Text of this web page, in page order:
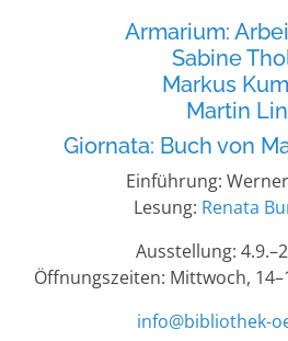
Armarium:
Sabine
Markus
Martin
Giornata: Buch von
Einführung:
Lesung: Renata
Ausstellung:
Öffnungszeiten: Mittwoch,
info@bibliothek-